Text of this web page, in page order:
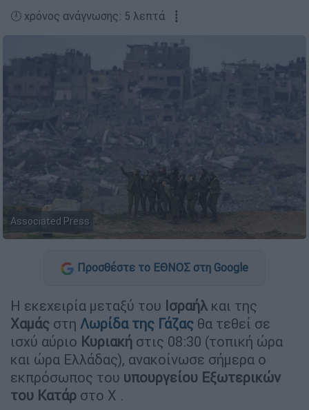
🕛 χρόνος ανάγνωσης: 5 λεπτά ┋
Associated Press
Προσθέστε το ΕΘΝΟΣ στη Google
Η εκεχειρία μεταξύ του Ισραήλ και της
Χαμάς στη Λωρίδα της Γάζας θα τεθεί σε
ισχύ αύριο Κυριακή στις 08:30 (τοπική ώρα
και ώρα Ελλάδας), ανακοίνωσε σήμερα ο
εκπρόσωπος του υπουργείου Εξωτερικών
του Κατάρ στο Χ .